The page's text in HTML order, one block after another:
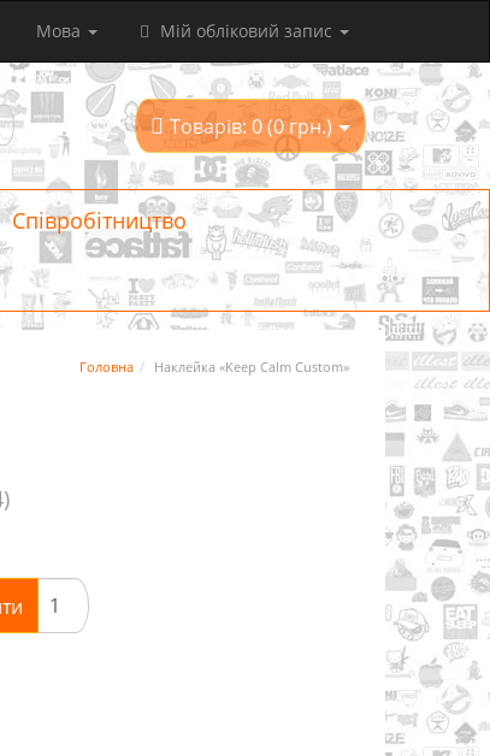
Мова Мій обліковий запис
Товарів: 0 (0 грн.)
Співробітництво
Головна Наклейка «Keep Calm Custom»